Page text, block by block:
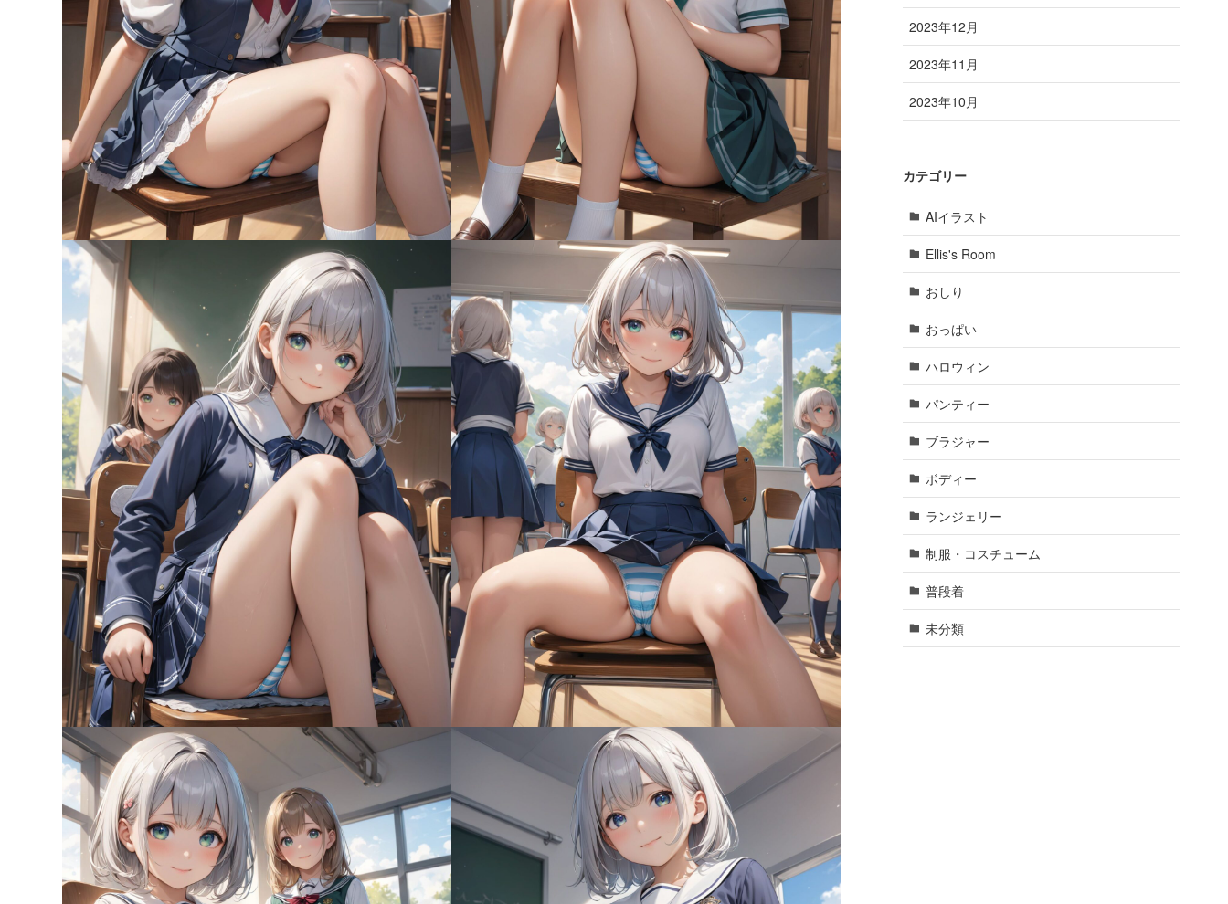
2023年12月
2023年11月
2023年10月
カテゴリー
AIイラスト
Ellis's Room
おしり
おっぱい
ハロウィン
パンティー
ブラジャー
ボディー
ランジェリー
制服・コスチューム
普段着
未分類